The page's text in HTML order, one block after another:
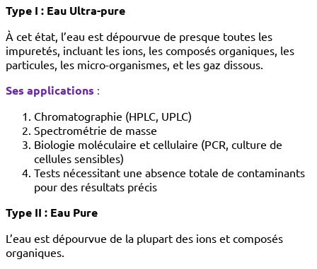
Type I : Eau Ultra-pure
À cet état, l’eau est dépourvue de presque toutes les
impuretés, incluant les ions, les composés organiques, les
particules, les micro-organismes, et les gaz dissous.
Ses applications :
Chromatographie (HPLC, UPLC)
Spectrométrie de masse
Biologie moléculaire et cellulaire (PCR, culture de
cellules sensibles)
Tests nécessitant une absence totale de contaminants
pour des résultats précis
Type II : Eau Pure
L’eau est dépourvue de la plupart des ions et composés
organiques.